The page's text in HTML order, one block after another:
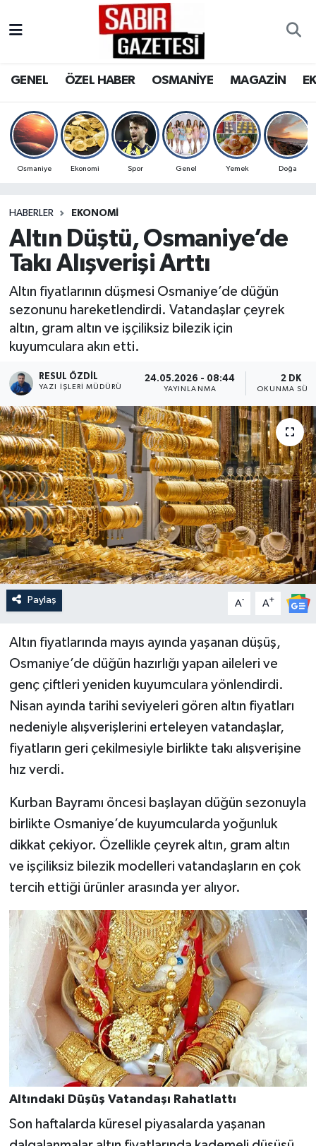
GENEL ÖZEL HABER OSMANİYE MAGAZİN
Osmaniye Ekonomi Spor Genel Yemek Doğa
HABERLER EKONOMI
Altın Düştü, Osmaniye’de
Takı Alışverişi Arttı
Altın fiyatlarının düşmesi Osmaniye’de düğün
sezonunu hareketlendirdi. Vatandaşlar çeyrek
altın, gram altın ve işçiliksiz bilezik için
kuyumculara akın etti.
RESUL ÖZDIL
YAZI İŞLERI MÜDÜRÜ
24.05.2026 - 08:44
YAYINLANMA
2 DK
OKUNMA
Paylaş A- A+
Altın fiyatlarında mayıs ayında yaşanan düşüş,
Osmaniye’de düğün hazırlığı yapan aileleri ve
genç çiftleri yeniden kuyumculara yönlendirdi.
Nisan ayında tarihi seviyeleri gören altın fiyatları
nedeniyle alışverişlerini erteleyen vatandaşlar,
fiyatların geri çekilmesiyle birlikte takı alışverişine
hız verdi.
Kurban Bayramı öncesi başlayan düğün sezonuyla
birlikte Osmaniye’de kuyumcularda yoğunluk
dikkat çekiyor. Özellikle çeyrek altın, gram altın
ve işçiliksiz bilezik modelleri vatandaşların en çok
tercih ettiği ürünler arasında yer alıyor.
Altındaki Düşüş Vatandaşı Rahatlattı
Son haftalarda küresel piyasalarda yaşanan
OSMANİYE
MAGAZİN
SPOR
RESMİ İLANLAR
Osmaniye Nöbetçi Eczaneler
Osmaniye Trafik Yoğunluk Haritası
Süper Lig Puan Durumu ve Fikstür
Son Dakika Haberleri
Haber Arşivi